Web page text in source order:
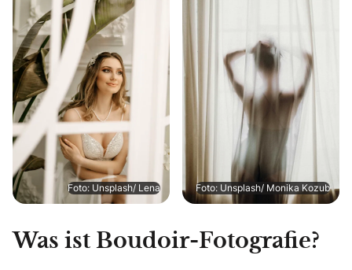
Foto: Unsplash/ Lena Foto: Unsplash/ Monika Kozub
Was ist Boudoir-Fotografie?